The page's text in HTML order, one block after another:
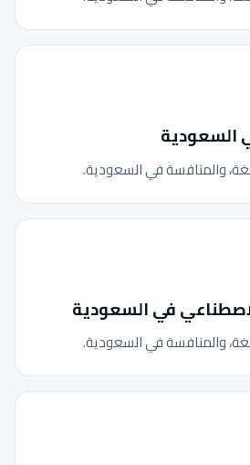
السعودية
والمنافسة في السعودية.
في السعودية
والمنافسة في السعودية.